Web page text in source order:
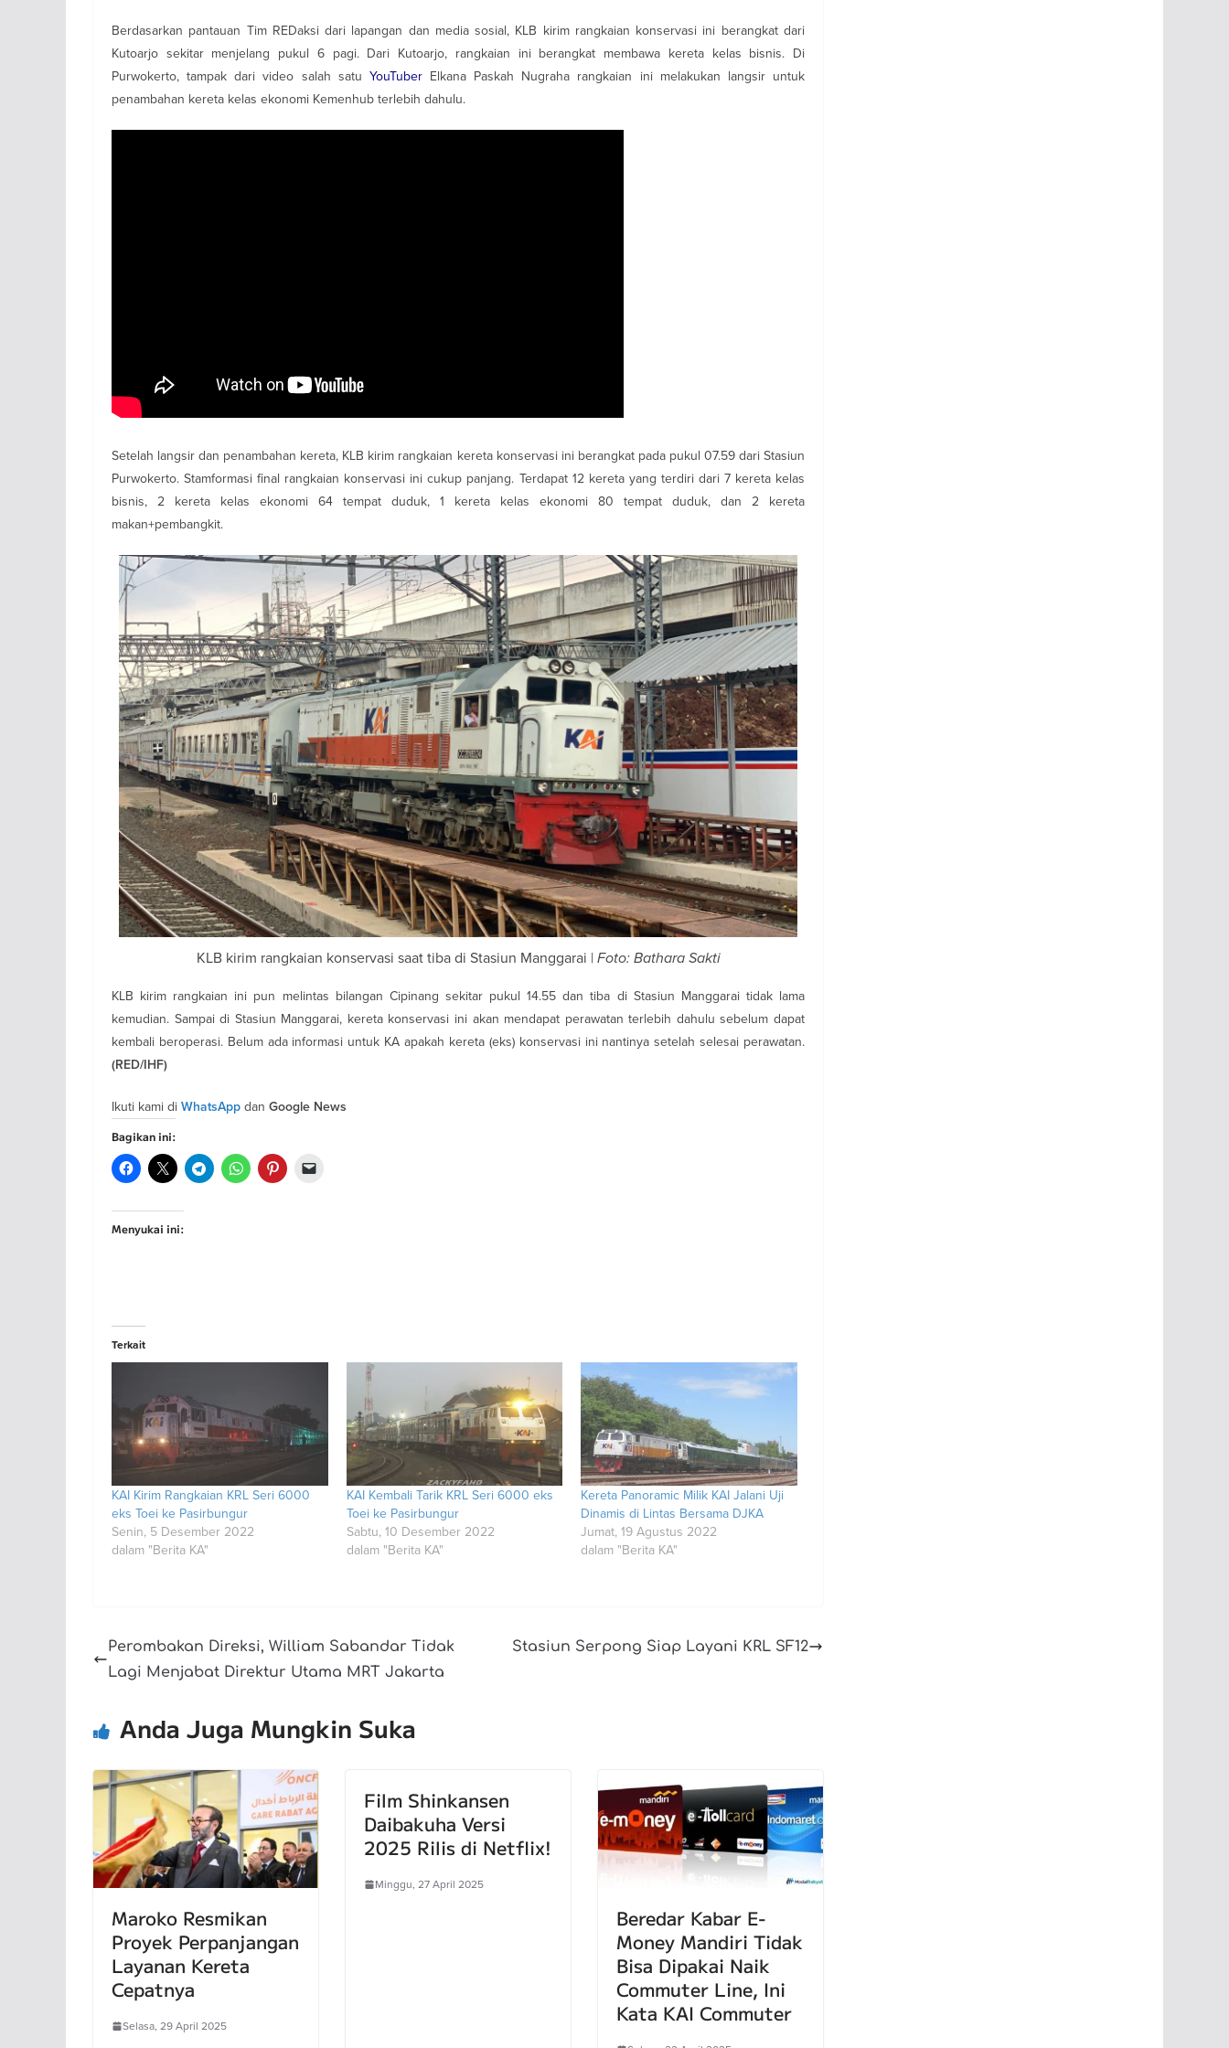
Berdasarkan pantauan Tim REDaksi dari lapangan dan media sosial, KLB kirim rangkaian konservasi ini berangkat dari
Kutoarjo sekitar menjelang pukul 6 pagi. Dari Kutoarjo, rangkaian ini berangkat membawa kereta kelas bisnis. Di
Purwokerto, tampak dari video salah satu YouTuberElkana Paskah Nugraha rangkaian ini melakukan langsir untuk
penambahan kereta kelas ekonomi Kemenhub terlebih dahulu.
Setelah langsir dan penambahan kereta, KLB kirim rangkaian kereta konservasi ini berangkat pada pukul 07.59 dari Stasiun
Purwokerto. Stamformasi final rangkaian konservasi ini cukup panjang. Terdapat 12 kereta yang terdiri dari 7 kereta kelas
bisnis, 2 kereta kelas ekonomi 64 tempat duduk, 1 kereta kelas ekonomi 80 tempat duduk, dan 2 kereta
makan+pembangkit.
KLB kirim rangkaian konservasi saat tiba di Stasiun Manggarai | Foto: Bathara Sakti
KLB kirim rangkaian ini pun melintas bilangan Cipinang sekitar pukul 14.55 dan tiba di Stasiun Manggarai tidak lama
kemudian. Sampai di Stasiun Manggarai, kereta konservasi ini akan mendapat perawatan terlebih dahulu sebelum dapat
kembali beroperasi. Belum ada informasi untuk KA apakah kereta (eks) konservasi ini nantinya setelah selesai perawatan.
(RED/IHF)
Ikuti kami di WhatsApp dan Google News
Bagikan ini:
Menyukai ini:
Terkait
KAI Kirim Rangkaian KRL Seri 6000
eks Toei ke Pasirbungur
Senin, 5 Desember 2022
dalam "Berita KA"
KAI Kembali Tarik KRL Seri 6000 eks
Toei ke Pasirbungur
Sabtu, 10 Desember 2022
dalam "Berita KA"
Kereta Panoramic Milik KAI Jalani Uji
Dinamis di Lintas Bersama DJKA
Jumat, 19 Agustus 2022
dalam "Berita KA"
Perombakan Direksi, William Sabandar Tidak
Lagi Menjabat Direktur Utama MRT Jakarta
Stasiun Serpong Siap Layani KRL SF12
Anda Juga Mungkin Suka
Maroko Resmikan
Proyek Perpanjangan
Layanan Kereta
Cepatnya
Selasa, 29 April 2025
Film Shinkansen
Daibakuha Versi
2025 Rilis di Netflix!
Minggu, 27 April 2025
Beredar Kabar E-
Money Mandiri Tidak
Bisa Dipakai Naik
Commuter Line, Ini
Kata KAI Commuter